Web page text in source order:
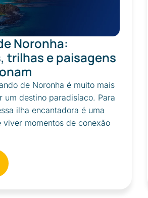
Noronha:
trilhas e paisagens
de Noronha é muito mais
um destino paradisíaco. Para
ilha encantadora é uma
momentos de conexão